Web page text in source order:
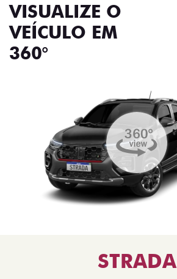
VISUALIZE O
VEÍCULO EM
360°
STRADA